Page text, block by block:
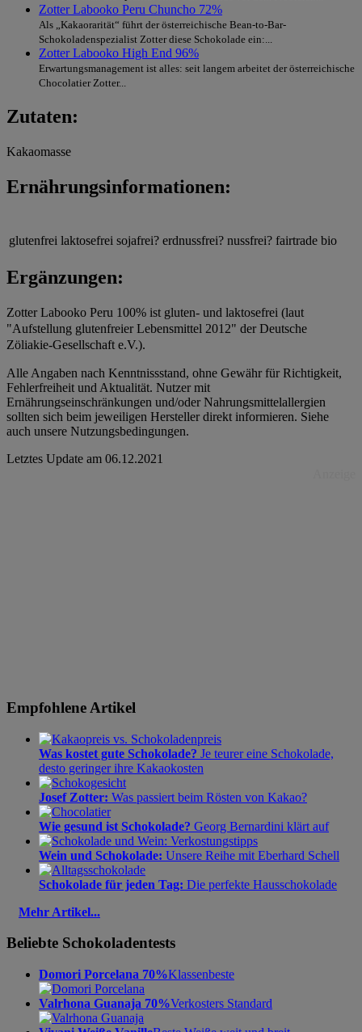
Zotter Labooko Peru Chuncho 72%
Als „Kakaorarität“ führt der österreichische Bean-to-Bar-
Schokoladenspezialist Zotter diese Schokolade ein:...
Zotter Labooko High End 96%
Erwartungsmanagement ist alles: seit langem arbeitet der österreichische
Chocolatier Zotter...
Zutaten:
Kakaomasse
Ernährungsinformationen:
glutenfrei laktosefrei sojafrei? erdnussfrei? nussfrei? fairtrade bio
Ergänzungen:
Zotter Labooko Peru 100% ist gluten- und laktosefrei (laut
"Aufstellung glutenfreier Lebensmittel 2012" der Deutsche
Zöliakie-Gesellschaft e.V.).
Alle Angaben nach Kenntnissstand, ohne Gewähr für Richtigkeit,
Fehlerfreiheit und Aktualität. Nutzer mit
Ernährungseinschränkungen und/oder Nahrungsmittelallergien
sollten sich beim jeweiligen Hersteller direkt informieren. Siehe
auch unsere Nutzungsbedingungen.
Letztes Update am 06.12.2021
Empfohlene Artikel
Was kostet gute Schokolade? Je teurer eine Schokolade,
desto geringer ihre Kakaokosten
Josef Zotter: Was passiert beim Rösten von Kakao?
Wie gesund ist Schokolade? Georg Bernardini klärt auf
Wein und Schokolade: Unsere Reihe mit Eberhard Schell
Schokolade für jeden Tag: Die perfekte Hausschokolade
Mehr Artikel...
Beliebte Schokoladentests
Domori Porcelana 70%Klassenbeste
Valrhona Guanaja 70%Verkosters Standard